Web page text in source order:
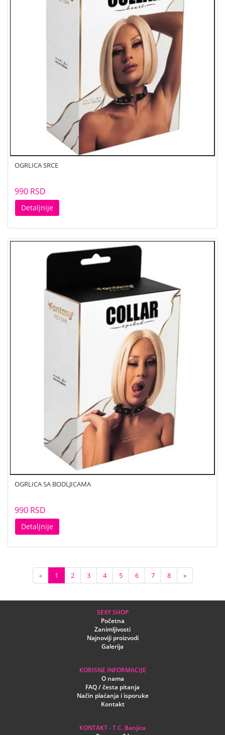
OGRLICA SRCE
990 RSD
Detaljnije
OGRLICA SA BODLJICAMA
990 RSD
Detaljnije
« 1 2 3 4 5 6 7 8 »
SEXY SHOP
Početna
Zanimljivosti
Najnoviji proizvodi
Galerija
KORISNE INFORMACIJE
O nama
FAQ / česta pitanja
Način plaćanja i isporuke
Kontakt
KONTAKT - T.C. Banjica